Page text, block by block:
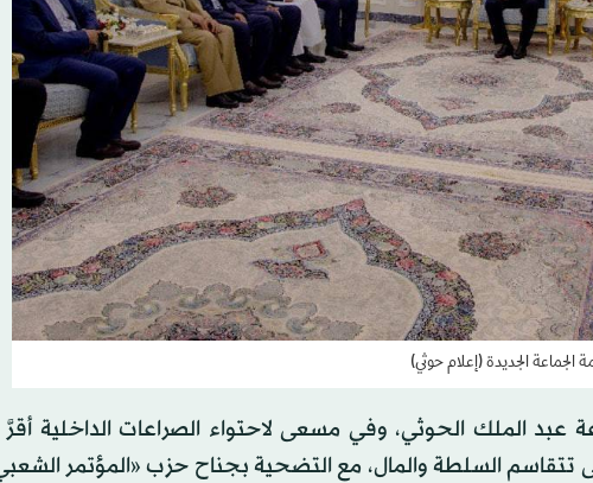
الجديدة (إعلام حوثي)
عبد الملك الحوثي، وفي مسعى لاحتواء الصراعات الداخلية
تتقاسم السلطة والمال، مع التضحية بجناح حزب «المؤتمر